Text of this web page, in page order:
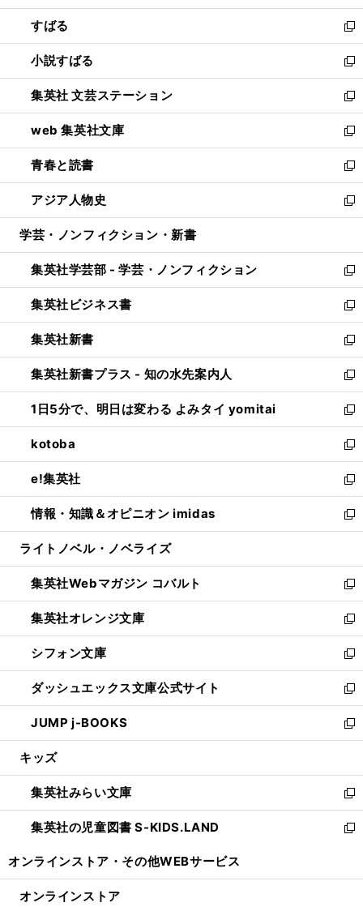
開
く
ウ
で
開
く
ン
ド
ウ
で
開
く
すばる
新
し
い
ウ
ィ
ン
ド
ウ
で
開
く
小説すばる
新
し
い
ウ
ィ
ン
ド
ウ
で
開
集英社 文芸ステーション
新
し
い
ウ
ィ
ン
ド
ウ
開
く
web 集英社文庫
新
し
い
ウ
ィ
ン
ウ
で
開
く
青春と読書
新
し
い
ウ
ン
ド
ウ
で
開
く
アジア人物史
新
し
ウ
ィ
ン
ド
ウ
で
開
く
学芸・ノンフィクション・新書
集英社学芸部 - 学芸・ノンフィクション
新
し
い
ウ
ィ
ン
ド
ウ
で
開
く
集英社ビジネス書
新
し
い
ウ
ィ
ン
ド
ウ
で
開
く
集英社新書
新
し
い
ウ
ィ
ン
ド
ウ
で
開
く
集英社新書プラス - 知の水先案内人
新
し
い
ウ
ィ
ン
ド
ウ
で
開
1日5分で、明日は変わる よみタイ yomitai
新
し
い
ウ
ィ
ン
ド
ウ
開
く
kotoba
新
し
い
ウ
ィ
ン
ウ
で
開
く
e!集英社
新
し
い
ウ
ン
ド
ウ
で
開
く
情報・知識＆オピニオン imidas
新
し
ウ
ィ
ン
ド
ウ
で
開
く
ライトノベル・ノベライズ
集英社Webマガジン コバルト
新
し
い
ウ
ィ
ン
ド
ウ
で
開
集英社オレンジ文庫
新
し
い
ウ
ィ
ン
ド
ウ
開
く
シフォン文庫
新
し
い
ウ
ィ
ン
ウ
で
開
く
ダッシュエックス文庫公式サイト
新
し
い
ウ
ン
ド
ウ
で
JUMP j-BOOKS
新
し
ウ
ィ
ン
ド
開
キッズ
集英社みらい文庫
新
し
い
ン
集英社の児童図書 S-KIDS.LAND
新
ウ
オンラインストア・ その他WEBサービス
オンラインストア